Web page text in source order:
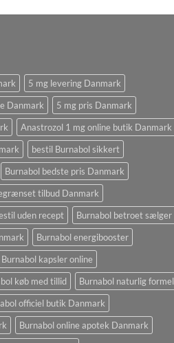
5 mg levering Danmark
Danmark
5 mg pris Danmark
Anastrozol 1 mg online butik Danmark
bestil Burnabol sikkert
Burnabol bedste pris Danmark
tilbud Danmark
uden recept
Burnabol betroet sælger
Burnabol energibooster
Burnabol kapsler online
køb med tillid
Burnabol naturlig formel
officiel butik Danmark
Burnabol online apotek Danmark